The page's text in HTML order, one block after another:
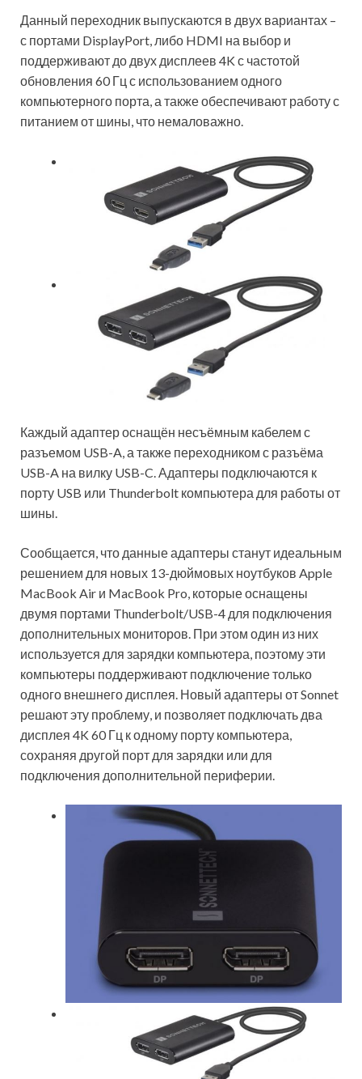
Данный переходник выпускаются в двух вариантах –
с портами DisplayPort, либо HDMI на выбор и
поддерживают до двух дисплеев 4K с частотой
обновления 60 Гц с использованием одного
компьютерного порта, а также обеспечивают работу с
питанием от шины, что немаловажно.
Каждый адаптер оснащён несъёмным кабелем с
разъемом USB-A, а также переходником с разъёма
USB-A на вилку USB-C. Адаптеры подключаются к
порту USB или Thunderbolt компьютера для работы от
шины.
Сообщается, что данные адаптеры станут идеальным
решением для новых 13-дюймовых ноутбуков Apple
MacBook Air и MacBook Pro, которые оснащены
двумя портами Thunderbolt/USB-4 для подключения
дополнительных мониторов. При этом один из них
используется для зарядки компьютера, поэтому эти
компьютеры поддерживают подключение только
одного внешнего дисплея. Новый адаптеры от Sonnet
решают эту проблему, и позволяет подключать два
дисплея 4K 60 Гц к одному порту компьютера,
сохраняя другой порт для зарядки или для
подключения дополнительной периферии.